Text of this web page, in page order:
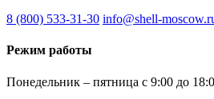
8 (800) 533-31-30 info@shell-
Режим работы
Понедельник – пятница с 9:00 до